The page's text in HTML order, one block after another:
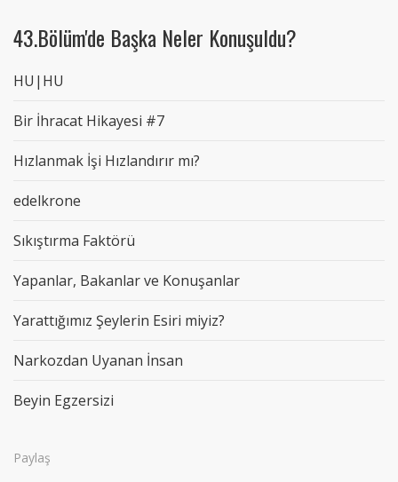
43.Bölüm'de Başka Neler Konuşuldu?
HU|HU
Bir İhracat Hikayesi #7
Hızlanmak İşi Hızlandırır mı?
edelkrone
Sıkıştırma Faktörü
Yapanlar, Bakanlar ve Konuşanlar
Yarattığımız Şeylerin Esiri miyiz?
Narkozdan Uyanan İnsan
Beyin Egzersizi
Paylaş